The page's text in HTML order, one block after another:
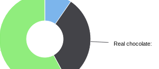
Real chocolate: